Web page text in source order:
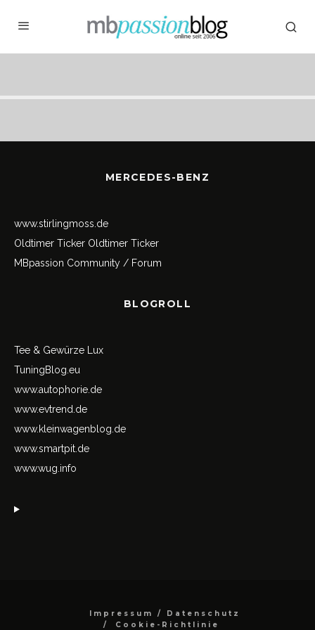
MERCEDES-BENZ
www.stirlingmoss.de
Oldtimer Ticker Oldtimer Ticker
MBpassion Community / Forum
BLOGROLL
Tee & Gewürze Lux
TuningBlog.eu
www.autophorie.de
www.evtrend.de
www.kleinwagenblog.de
www.smartpit.de
www.wug.info
Impressum / Datenschutz
Cookie-Richtlinie